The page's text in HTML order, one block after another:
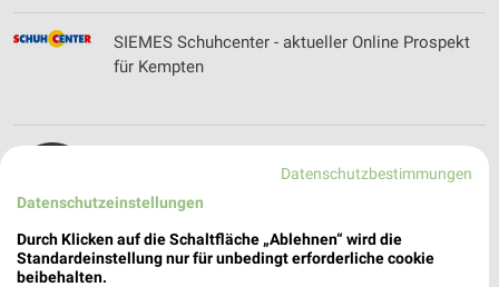
SIEMES Schuhcenter - aktueller Online Prospekt
für Kempten
Sobi Getränke-Märkte Filialen & Öffnungszeiten
Datenschutzbestimmungen
Datenschutzeinstellungen
Durch Klicken auf die Schaltfläche „Ablehnen“ wird die
Standardeinstellung nur für unbedingt erforderliche cookie
beibehalten.